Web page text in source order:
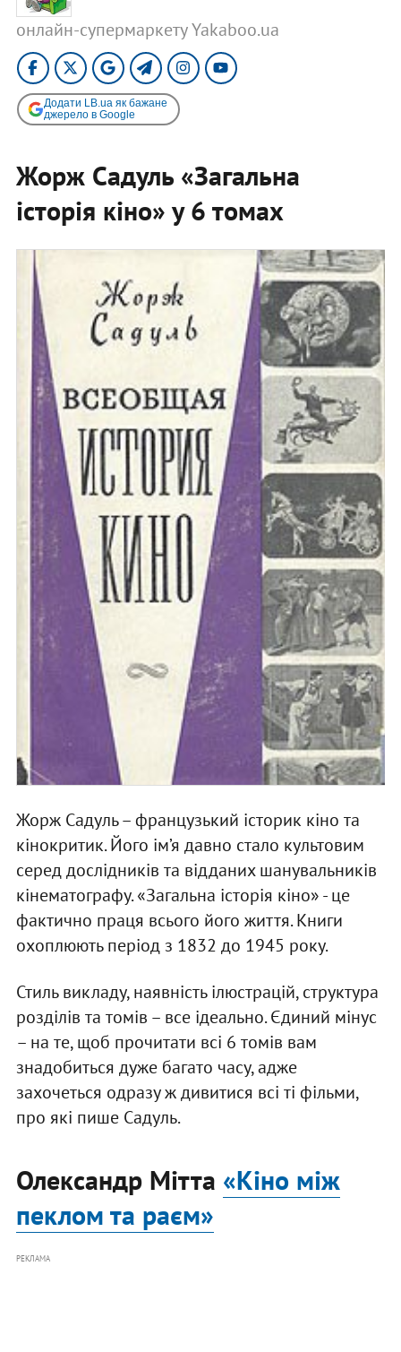
онлайн-супермаркету Yakaboo.ua
Додати LB.ua як бажане
джерело в Google
Жорж Садуль «Загальна
історія кіно» у 6 томах
Жорж Садуль – французький історик кіно та
кінокритик. Його ім’я давно стало культовим
серед дослідників та відданих шанувальників
кінематографу. «Загальна історія кіно» - це
фактично праця всього його життя. Книги
охоплюють період з 1832 до 1945 року.
Стиль викладу, наявність ілюстрацій, структура
розділів та томів – все ідеально. Єдиний мінус
– на те, щоб прочитати всі 6 томів вам
знадобиться дуже багато часу, адже
захочеться одразу ж дивитися всі ті фільми,
про які пише Садуль.
Олександр Мітта «Кіно між
пеклом та раєм»
РЕКЛАМА